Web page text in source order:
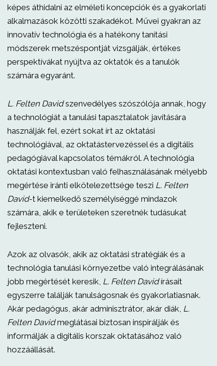
képes áthidalni az elméleti koncepciók és a gyakorlati
alkalmazások közötti szakadékot. Művei gyakran az
innovatív technológia és a hatékony tanítási
módszerek metszéspontját vizsgálják, értékes
perspektívákat nyújtva az oktatók és a tanulók
számára egyaránt.
L. Felten Davidszenvedélyes szószólója annak, hogy
a technológiát a tanulási tapasztalatok javítására
használják fel, ezért sokat írt az oktatási
technológiával, az oktatástervezéssel és a digitális
pedagógiával kapcsolatos témákról. A technológia
oktatási kontextusban való felhasználásának mélyebb
megértése iránti elkötelezettsége teszi L. Felten
David-t kiemelkedő személyiséggé mindazok
számára, akik e területeken szeretnék tudásukat
fejleszteni.
Azok az olvasók, akik az oktatási stratégiák és a
technológia tanulási környezetbe való integrálásának
jobb megértését keresik, L. Felten Davidírásait
egyszerre találják tanulságosnak és gyakorlatiasnak.
Akár pedagógus, akár adminisztrátor, akár diák, L.
Felten Davidmeglátásai biztosan inspirálják és
informálják a digitális korszak oktatásához való
hozzáállását.